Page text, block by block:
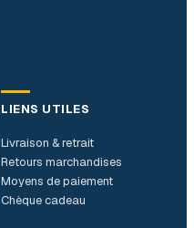
LIENS UTILES
Livraison & retrait
Retours marchandises
Moyens de paiement
Chèque cadeau